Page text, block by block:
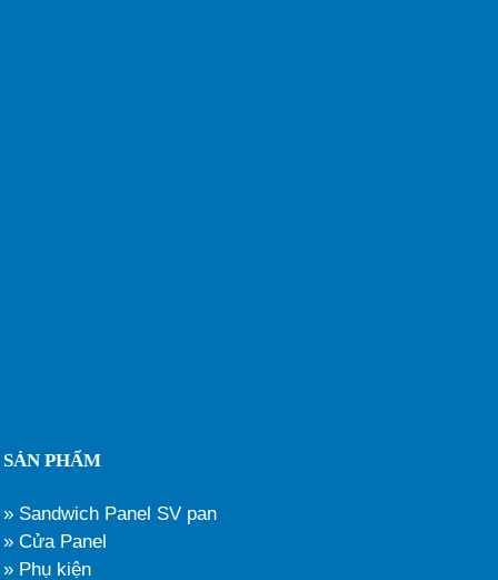
SẢN PHẨM
» Sandwich Panel SV pan
» Cửa Panel
» Phụ kiện